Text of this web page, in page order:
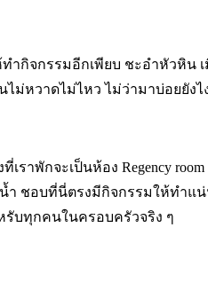
จกรรมอีกเพียบ ชะอำหัวหิน เ
ไม่หวาดไม่ไหว ไม่ว่ามาบ่อยยัง
เราพักจะเป็นห้อง Regency
ชอบที่นี่ตรงมีกิจกรรมให้ทำแ
รับทุกคนในครอบครัวจริง ๆ